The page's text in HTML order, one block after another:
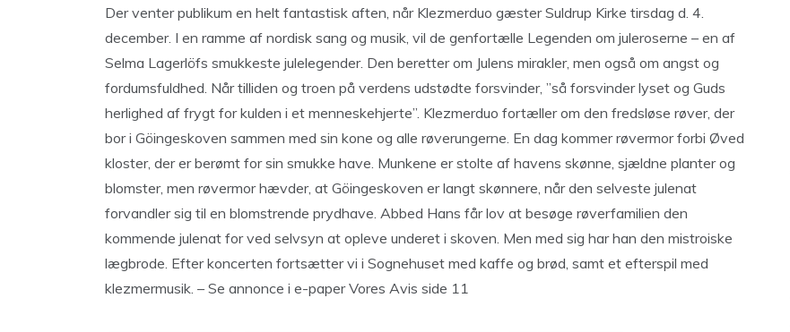
Der venter publikum en helt fantastisk aften, når Klezmerduo gæster Suldrup Kirke tirsdag d. 4.
december. I en ramme af nordisk sang og musik, vil de genfortælle Legenden om juleroserne – en af
Selma Lagerlöfs smukkeste julelegender. Den beretter om Julens mirakler, men også om angst og
fordumsfuldhed. Når tilliden og troen på verdens udstødte forsvinder, ”så forsvinder lyset og Guds
herlighed af frygt for kulden i et menneskehjerte”. Klezmerduo fortæller om den fredsløse røver, der
bor i Göingeskoven sammen med sin kone og alle røverungerne. En dag kommer røvermor forbi Øved
kloster, der er berømt for sin smukke have. Munkene er stolte af havens skønne, sjældne planter og
blomster, men røvermor hævder, at Göingeskoven er langt skønnere, når den selveste julenat
forvandler sig til en blomstrende prydhave. Abbed Hans får lov at besøge røverfamilien den
kommende julenat for ved selvsyn at opleve underet i skoven. Men med sig har han den mistroiske
lægbrode. Efter koncerten fortsætter vi i Sognehuset med kaffe og brød, samt et efterspil med
klezmermusik. – Se annonce i e-paper Vores Avis side 11